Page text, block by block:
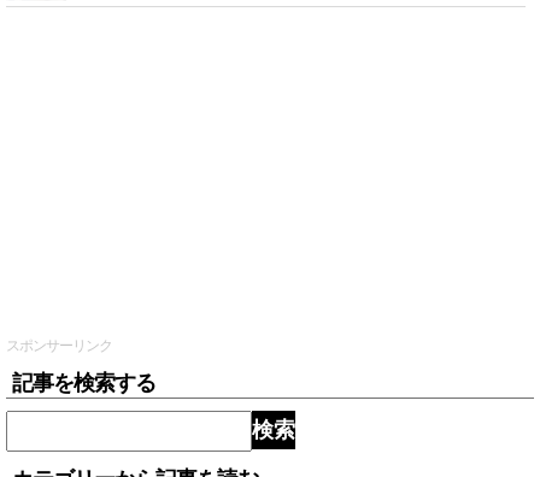
スポンサーリンク
記事を検索する
検索